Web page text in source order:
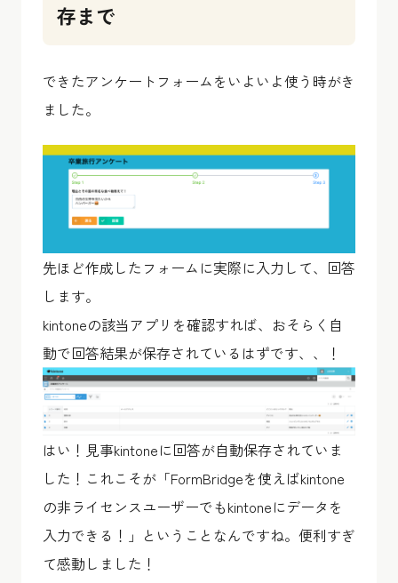
存まで
できたアンケートフォームをいよいよ使う時がき
ました。
先ほど作成したフォームに実際に入力して、回答
します。
kintoneの該当アプリを確認すれば、おそらく自
動で回答結果が保存されているはずです、、！
はい！見事kintoneに回答が自動保存されていま
した！これこそが「FormBridgeを使えばkintone
の非ライセンスユーザーでもkintoneにデータを
入力できる！」ということなんですね。便利すぎ
て感動しました！